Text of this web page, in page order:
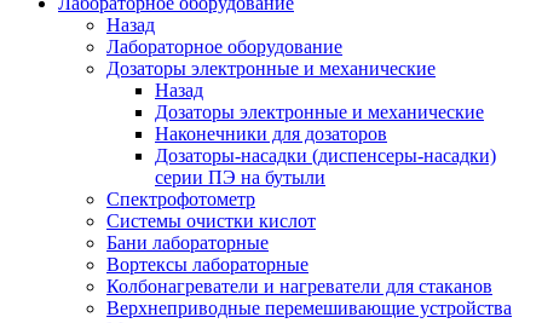
Назад
Лабораторное оборудование
Дозаторы электронные и механические
Назад
Дозаторы электронные и механические
Наконечники для дозаторов
Дозаторы-насадки (диспенсеры-насадки)
серии ПЭ на бутыли
Спектрофотометр
Системы очистки кислот
Бани лабораторные
Вортексы лабораторные
Колбонагреватели и нагреватели для стаканов
Верхнеприводные перемешивающие устройства